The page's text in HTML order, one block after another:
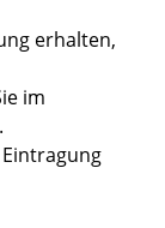
erhalten,
im